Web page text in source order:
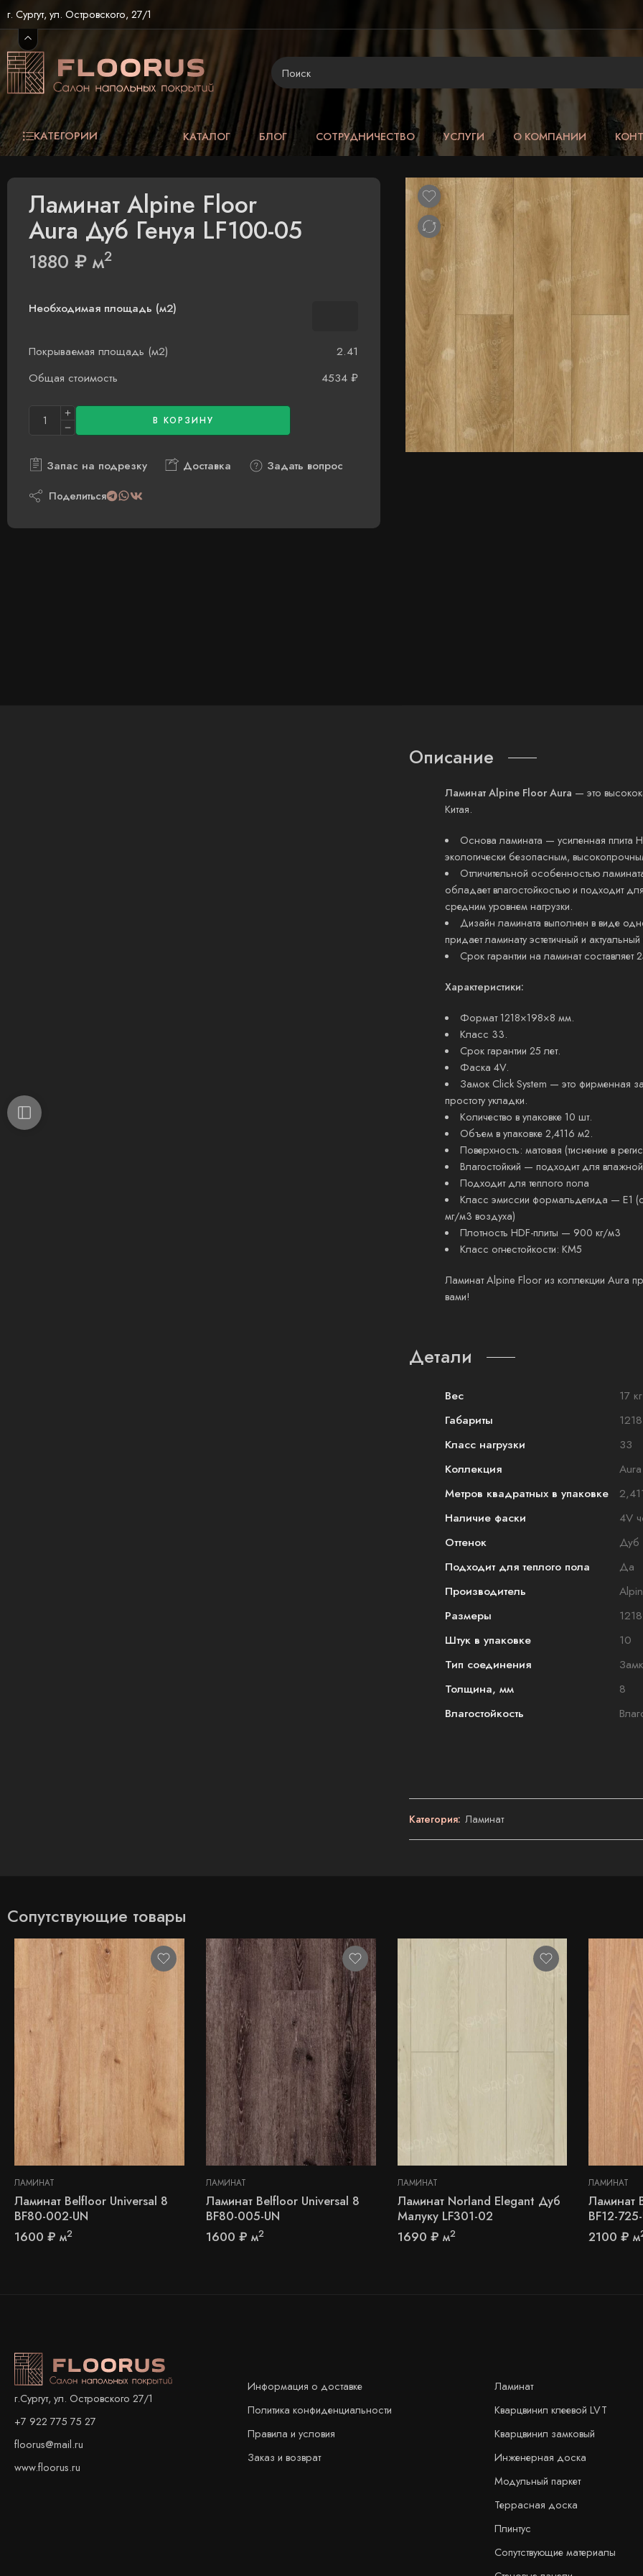
г. Сургут, ул. Островского, 27/1
КАТЕГОРИИ КАТАЛОГ БЛОГ СОТРУДНИЧЕСТВО УСЛУГИ О КОМПАНИИ
Ламинат Alpine Floor
Aura Дуб Генуя LF100-05
1880 ₽ м2
Необходимая площадь (м2)
Покрываемая площадь (м2)
2.41
Общая стоимость
4534 ₽
В КОРЗИНУ
Запас на подрезку Доставка Задать вопрос
Поделиться
Описание
Ламинат Alpine Floor Aura — это
Китая.
Основа ламината — усиленная плита
экологически безопасным,
Отличительной особенностью
обладает влагостойкостью и подходит
средним уровнем нагрузки.
Дизайн ламината выполнен в виде
придает ламинату эстетичный и
Срок гарантии на ламинат
Характеристики:
Формат 1218×198×8 мм.
Класс 33.
Срок гарантии 25 лет.
Фаска 4V.
Замок Click System — это фирменная
простоту укладки.
Количество в упаковке 10 шт.
Объем в упаковке 2,4116 м2.
Поверхность: матовая (тиснение в
Влагостойкий — подходит для
Подходит для теплого пола
Класс эмиссии формальдегида — E1
мг/м3 воздуха)
Плотность HDF-плиты — 900 кг/м3
Класс огнестойкости: КМ5
Ламинат Alpine Floor из коллекции Aura
вами!
Детали
Вес
17 кг
Габариты
Класс нагрузки
33
Коллекция
Aura
Метров квадратных в упаковке
Наличие фаски
4V
Оттенок
Дуб
Подходит для теплого пола
Да
Производитель
Размеры
Штук в упаковке
10
Тип соединения
Толщина, мм
8
Влагостойкость
Категория: Ламинат
Сопутствующие товары
ЛАМИНАТ
Ламинат Belfloor Universal 8
BF80-002-UN
1600 ₽ м2
ЛАМИНАТ
Ламинат Belfloor Universal 8
BF80-005-UN
1600 ₽ м2
ЛАМИНАТ
Ламинат Norland Elegant Дуб
Малуку LF301-02
1690 ₽ м2
ЛАМИНАТ
Ламинат
BF12-
2100₽ м
г.Сургут, ул. Островского 27/1
+7 922 775 75 27
floorus@mail.ru
www.floorus.ru
Информация о доставке
Политика конфиденциальности
Правила и условия
Заказ и возврат
Ламинат
Кварцвинил клеевой LVT
Кварцвинил замковый
Инженерная доска
Модульный паркет
Террасная доска
Плинтус
Сопутствующие материалы